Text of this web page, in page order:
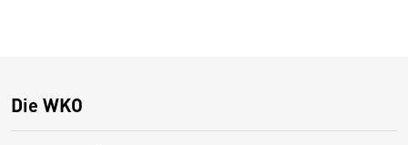
Die WKO